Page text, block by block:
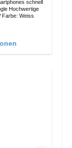
schnell
Verarbeitung Anschlüsse: USB-C Output: 30W Farbe: Weiss